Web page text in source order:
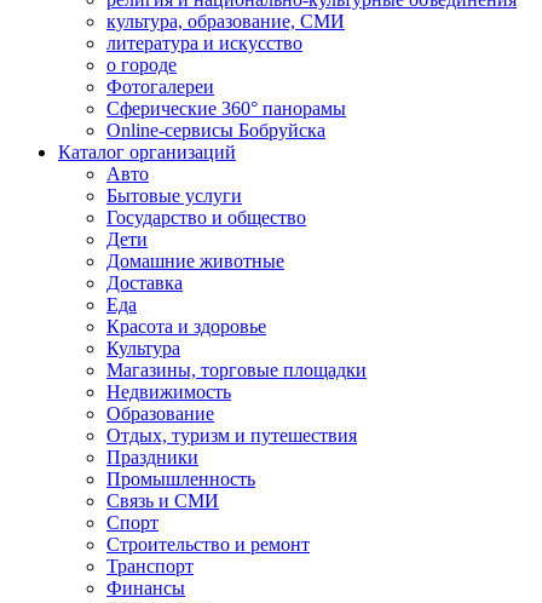
культура, образование, СМИ
литература и искусство
о городе
Фотогалереи
Сферические 360° панорамы
Online-сервисы Бобруйска
Каталог организаций
Авто
Бытовые услуги
Государство и общество
Дети
Домашние животные
Доставка
Еда
Красота и здоровье
Культура
Магазины, торговые площадки
Недвижимость
Образование
Отдых, туризм и путешествия
Праздники
Промышленность
Связь и СМИ
Спорт
Строительство и ремонт
Транспорт
Финансы